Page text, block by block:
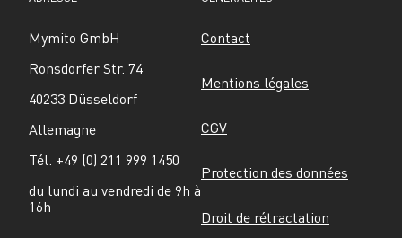
Mymito GmbH
Ronsdorfer Str. 74
40233 Düsseldorf
Allemagne
Tél. +49 (0) 211 999 1450
du lundi au vendredi de 9h à
16h
Contact
Mentions légales
CGV
Protection des données
Droit de rétractation